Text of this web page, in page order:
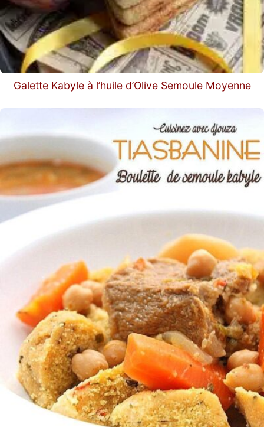
Galette Kabyle à l’huile d’Olive Semoule Moyenne